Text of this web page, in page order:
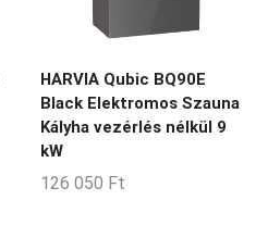
HARVIA Qubic BQ90E
Black Elektromos Szauna
Kályha vezérlés nélkül 9
kW
126 050 Ft